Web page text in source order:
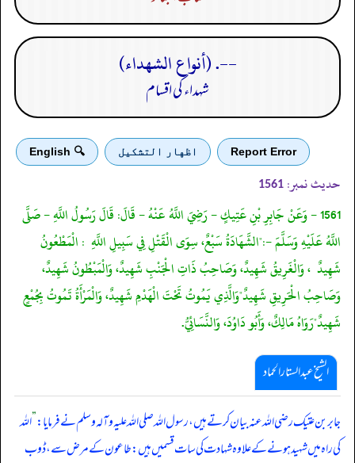
--. (أنواع الشهداء)
شہداء کی اقسام
Report Error اظهار التشكيل 🔍 English
حدیث نمبر: 1561
1561 - وَعَنْ جَابِرِ بْنِ عَتِيكٍ - رَضِيَ اللَّهُ عَنْهُ - قَالَ: قَالَ رَسُولُ اللَّهِ - صَلَّى
اللَّهُ عَلَيْهِ وَسَلَّمَ -:"الشَّهَادَةُ سَبْعٌ، سِوَى الْقَتْلِ فِي سَبِيلِ اللَّهِ : الْمَطْعُونُ
شَهِيدٌ ، وَالْغَرِيقُ شَهِيدٌ، وَصَاحِبُ ذَاتِ الْجَنْبِ شَهِيدٌ، وَالْمَبْطُونُ شَهِيدٌ،
وَصَاحِبُ الْحَرِيقِ شَهِيدٌ"وَالَّذِي يَمُوتُ تَحْتَ الْهَدْمِ شَهِيدٌ، وَالْمَرْأَةُ تَمُوتُ بِجُمْعٍ
شَهِيدٌ"رَوَاهُ مَالِكٌ، وَأَبُو دَاوُدَ، وَالنَّسَائِيُّ.
الشیخ عبدالستار الحماد
جابر بن عتیک رضی اللہ عنہ بیان کرتے ہیں، رسول اللہ صلی ‌اللہ ‌علیہ ‌وآلہ ‌وسلم نے فرمایا:”اللہ
کی راہ میں شہید ہونے کے علاوہ شہادت کی سات قسمیں ہیں: طاعون کے مرض سے، ڈوب